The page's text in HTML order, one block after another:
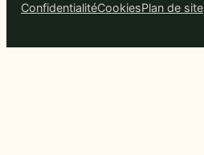
ConfidentialitéCookiesPlan de site